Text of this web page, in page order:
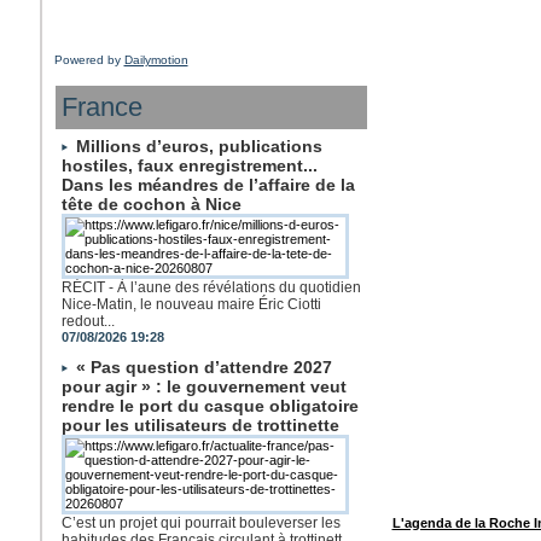
Powered by Dailymotion
France
Millions d’euros, publications
hostiles, faux enregistrement...
Dans les méandres de l’affaire de la
tête de cochon à Nice
RÉCIT - À l’aune des révélations du quotidien
Nice-Matin, le nouveau maire Éric Ciotti
redout...
07/08/2026 19:28
« Pas question d’attendre 2027
pour agir » : le gouvernement veut
rendre le port du casque obligatoire
pour les utilisateurs de trottinette
C’est un projet qui pourrait bouleverser les
L'agenda de la Roche